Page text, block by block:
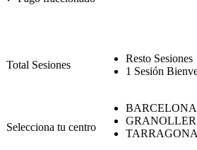
Total Sesiones
Resto Sesiones
1 Sesión
Selecciona tu centro
BARCELONA
TARRAGONA